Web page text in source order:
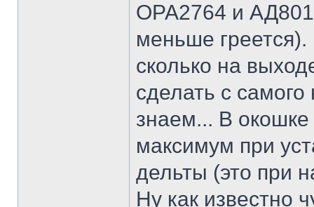
ОРА2764 и
меньше
сколько на
сделать с
знаем... В
максимум при
дельты (это при
Ну как известно